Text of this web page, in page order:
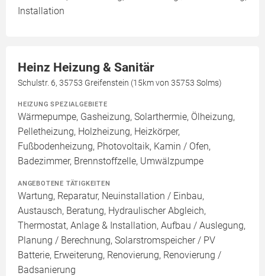
Installation
Heinz Heizung & Sanitär
Schulstr. 6, 35753 Greifenstein (15km von 35753 Solms)
HEIZUNG SPEZIALGEBIETE
Wärmepumpe, Gasheizung, Solarthermie, Ölheizung,
Pelletheizung, Holzheizung, Heizkörper,
Fußbodenheizung, Photovoltaik, Kamin / Ofen,
Badezimmer, Brennstoffzelle, Umwälzpumpe
ANGEBOTENE TÄTIGKEITEN
Wartung, Reparatur, Neuinstallation / Einbau,
Austausch, Beratung, Hydraulischer Abgleich,
Thermostat, Anlage & Installation, Aufbau / Auslegung,
Planung / Berechnung, Solarstromspeicher / PV
Batterie, Erweiterung, Renovierung, Renovierung /
Badsanierung